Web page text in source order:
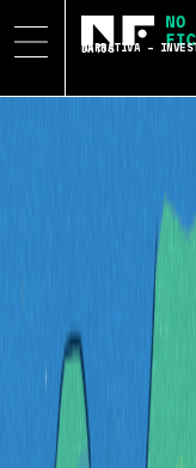
NARRATIVA – INVESTIGACIÓN – DATOS